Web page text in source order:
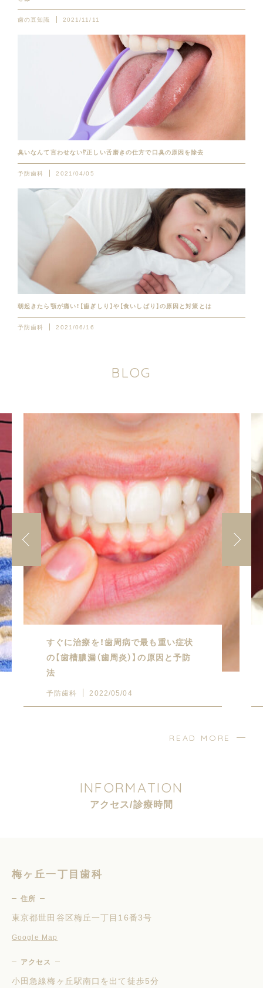
歯の豆知識 2021/11/11
臭いなんて言わせない⁉︎正しい舌磨きの仕方で口臭の原因を除去
予防歯科 2021/04/05
朝起きたら顎が痛い！【歯ぎしり】や【食いしばり】の原因と対策とは
予防歯科 2021/06/16
BLOG
すぐに治療を！歯周病で最も重い症状
の【歯槽膿漏（歯周炎）】の原因と予防
法
予防歯科 2022/05/04
READ MORE
INFORMATION
アクセス/診療時間
梅ヶ丘一丁目歯科
住所
東京都世田谷区梅丘一丁目16番3号
Google Map
アクセス
小田急線梅ヶ丘駅南口を出て徒歩5分